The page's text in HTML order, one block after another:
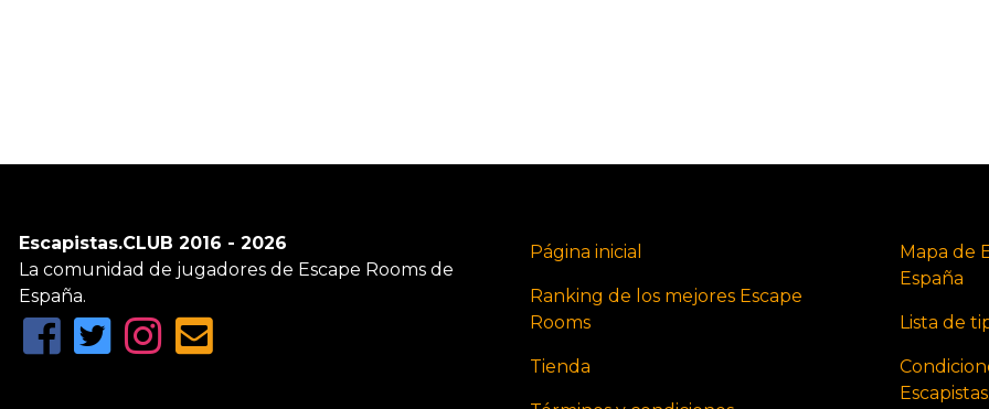
Escapistas.CLUB 2016 - 2026
La comunidad de jugadores de Escape Rooms de
España.
Página inicial
Ranking de los mejores Escape
Rooms
Tienda
Mapa de
España
Lista de